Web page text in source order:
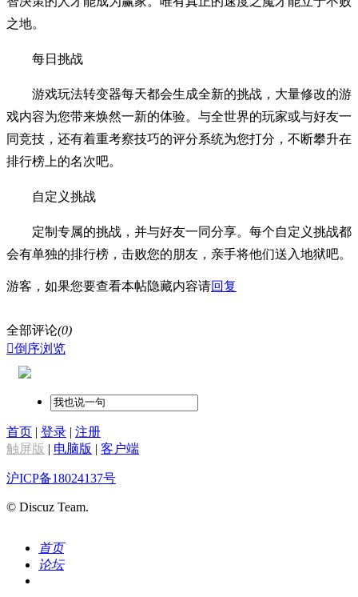
之地。
每日挑战
游戏玩法转变器每天都会生成全新的挑战，大量修改的游
戏内容为您带来焕然一新的体验。与全世界的玩家或与好友一
同竞技，还有着重考察技巧的评分系统为您打分，不断攀升在
排行榜上的名次吧。
自定义挑战
定制专属的挑战，并与好友一同分享。每个自定义挑战都
会有单独的排行榜，击败您的朋友，亲手将他们送入地狱吧。
游客，如果您要查看本帖隐藏内容请回复
全部评论(0)
倒序浏览
首页 | 登录 | 注册
触屏版 | 电脑版 | 客户端
沪ICP备18024137号
© Discuz Team.
首页
论坛